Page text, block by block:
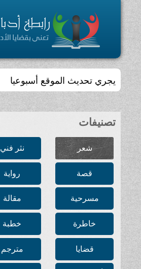
يجري تحديث الموقع أسبوعيا
تصنيفات
شعر نثر فني
قصة رواية
مسرحية مقالة
خاطرة خطبة
قضايا مترجم